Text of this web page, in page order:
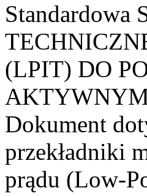
Standardowa
(LPIT) DO
Dokument
przekładniki
prądu (Low-